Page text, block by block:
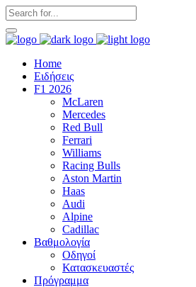
Home
Ειδήσεις
F1 2026
McLaren
Mercedes
Red Bull
Ferrari
Williams
Racing Bulls
Aston Martin
Haas
Audi
Alpine
Cadillac
Βαθμολογία
Οδηγοί
Κατασκευαστές
Πρόγραμμα